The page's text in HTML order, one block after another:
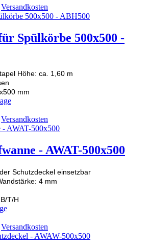
Versandkosten
Spülkörbe 500x500 -
Höhe: ca. 1,60 m
mm
Versandkosten
- AWAT-500x500
Schutzdeckel einsetzbar
4 mm
T/H
Versandkosten